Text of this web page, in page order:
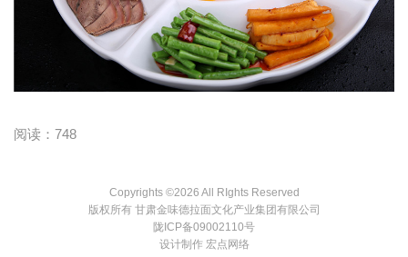
阅读： 748
Copyrights ©2026 All RIghts Reserved
版权所有 甘肃金味德拉面文化产业集团有限公司
陇ICP备09002110号
设计制作 宏点网络